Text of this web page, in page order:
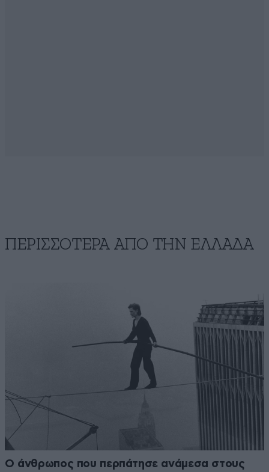
ΠΕΡΙΣΣΟΤΕΡΑ ΑΠΟ ΤΗΝ ΕΛΛΑΔΑ
Ο άνθρωπος που περπάτησε ανάμεσα στους